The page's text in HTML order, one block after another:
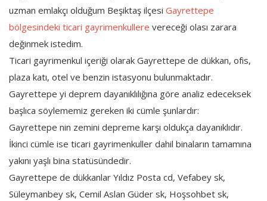
uzman emlakçı olduğum Beşiktaş ilçesi Gayrettepe
bölgesindeki ticari gayrimenkullere vereceği olası zarara
değinmek istedim.
Ticari gayrimenkul içeriği olarak Gayrettepe de dükkan, ofis,
plaza katı, otel ve benzin istasyonu bulunmaktadır.
Gayrettepe yi deprem dayanıklılığına göre analiz edeceksek
başlıca söylememiz gereken iki cümle şunlardır:
Gayrettepe nin zemini depreme karşı oldukça dayanıklıdır.
İkinci cümle ise ticari gayrimenkuller dahil binaların tamamına
yakını yaşlı bina statüsündedir.
Gayrettepe de dükkanlar Yıldız Posta cd, Vefabey sk,
Süleymanbey sk, Cemil Aslan Güder sk, Hoşsohbet sk,